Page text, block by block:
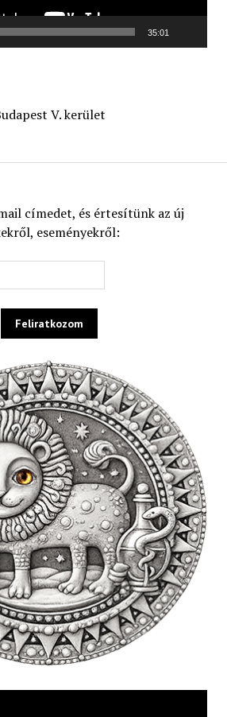
35:01
V. kerület
címedet, és értesítünk az új
eseményekről: